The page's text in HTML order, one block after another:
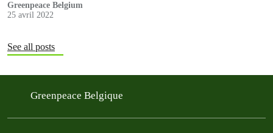
Greenpeace Belgium
25 avril 2022
See all posts
Greenpeace Belgique